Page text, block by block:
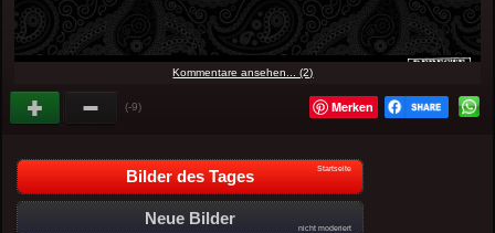
Kommentare ansehen... (2)
(-9) Merken
Bilder des Tages Startseite
Neue Bilder
nicht moderiert